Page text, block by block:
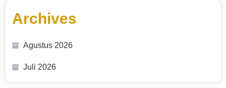
Archives
Agustus 2026
Juli 2026